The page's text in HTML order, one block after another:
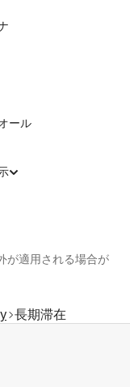
ール
が適用される場合が
長期滞在